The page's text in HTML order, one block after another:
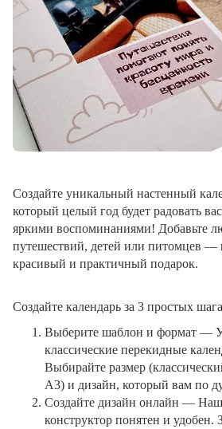
Создайте уникальный настенный
который целый год будет радовать
яркими воспоминаниями! Добавьте
путешествий, детей или питомцев —
красивый и практичный подарок.
Создайте календарь за 3 простых
Выберите шаблон и формат — У
классические перекидные
Выбирайте размер
A3) и дизайн, который вам по
Создайте дизайн онлайн — Наш
конструктор понятен и удобен.